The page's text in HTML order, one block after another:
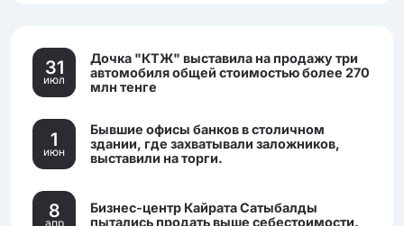
31
июл
Дочка "КТЖ" выставила на продажу три
автомобиля общей стоимостью более 270
млн тенге
1
июн
Бывшие офисы банков в столичном
здании, где захватывали заложников,
выставили на торги.
8
апр
Бизнес-центр Кайрата Сатыбалды
пытались продать выше себестоимости.